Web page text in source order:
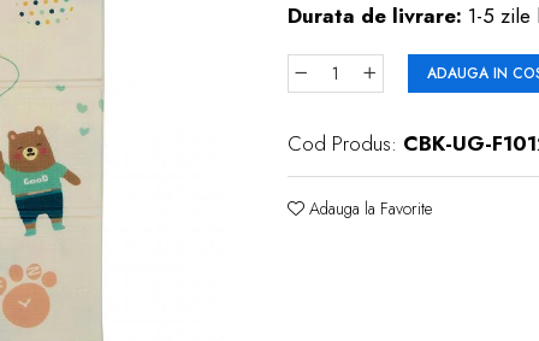
Durata de livrare: 1-5 zile
ADAUGA IN
Cod Produs: CBK-UG-
Adauga la Favorite